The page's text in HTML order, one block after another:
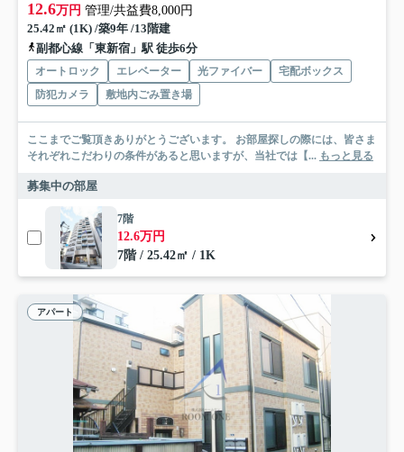
12.6万円 管理/共益費8,000円
25.42㎡ (1K) /築9年 /13階建
副都心線「東新宿」駅 徒歩6分
オートロック エレベーター 光ファイバー
宅配ボックス
防犯カメラ
敷地内ごみ置き場
ここまでご覧頂きありがとうございます。 お部屋探しの際には、皆さま
それぞれこだわりの条件があると思いますが、当社では【... もっと見る
募集中の部屋
7階
12.6万円
7階 / 25.42㎡ / 1K
アパート